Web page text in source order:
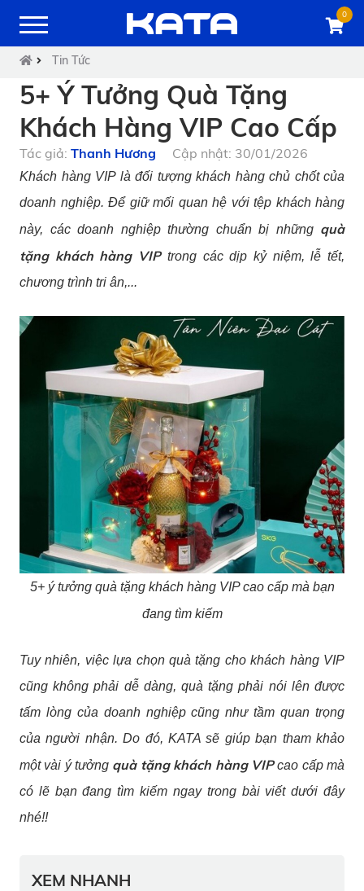
0
Tin Tức
5+ Ý Tưởng Quà Tặng
Khách Hàng VIP Cao Cấp
Tác giả: Thanh Hương Cập nhật: 30/01/2026
Khách hàng VIP là đối tượng khách hàng chủ chốt của
doanh nghiệp. Để giữ mối quan hệ với tệp khách hàng
này, các doanh nghiệp thường chuẩn bị những quà
tặng khách hàng VIP trong các dịp kỷ niệm, lễ tết,
chương trình tri ân,...
5+ ý tưởng quà tặng khách hàng VIP cao cấp mà bạn
đang tìm kiếm
Tuy nhiên, việc lựa chọn quà tặng cho khách hàng VIP
cũng không phải dễ dàng, quà tặng phải nói lên được
tấm lòng của doanh nghiệp cũng như tầm quan trọng
của người nhận. Do đó, KATA sẽ giúp bạn tham khảo
một vài ý tưởng quà tặng khách hàng VIPcao cấp mà
có lẽ bạn đang tìm kiếm ngay trong bài viết dưới đây
nhé!!
XEM NHANH